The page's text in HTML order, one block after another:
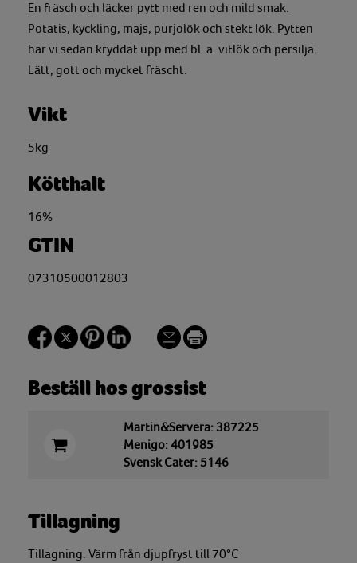
En fräsch och läcker pytt med ren och mild smak.
Potatis, kyckling, majs, purjolök och stekt lök. Pytten
har vi sedan kryddat upp med bl. a. vitlök och persilja.
Lätt, gott och mycket fräscht.
Vikt
5kg
Kötthalt
16%
GTIN
07310500012803
Beställ hos grossist
Martin&Servera: 387225
Menigo: 401985
Svensk Cater: 5146
Tillagning
Tillagning: Värm från djupfryst till 70°C